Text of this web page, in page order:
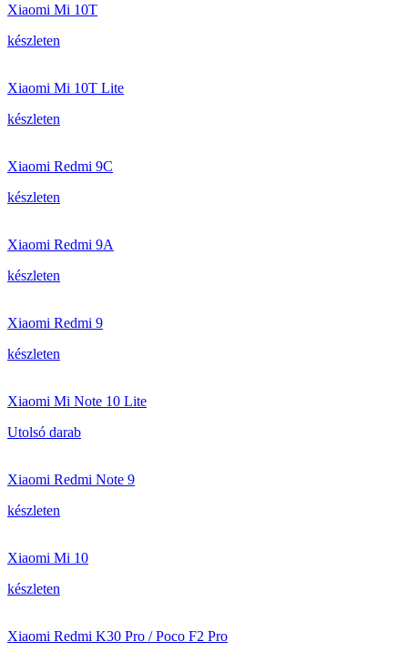
Xiaomi Mi 10T
készleten
Xiaomi Mi 10T Lite
készleten
Xiaomi Redmi 9C
készleten
Xiaomi Redmi 9A
készleten
Xiaomi Redmi 9
készleten
Xiaomi Mi Note 10 Lite
Utolsó darab
Xiaomi Redmi Note 9
készleten
Xiaomi Mi 10
készleten
Xiaomi Redmi K30 Pro / Poco F2 Pro